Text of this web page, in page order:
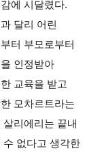
에 시달렸다.
달리 어린
터 부모로부터
인정받아
교육을 받고
모차르트라는
살리에리는 끝내
수 없다고 생각한